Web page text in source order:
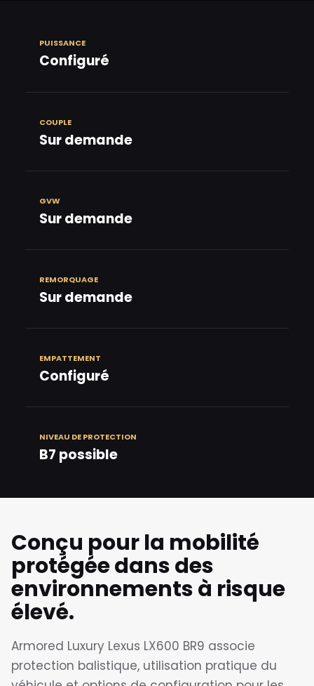
PUISSANCE
Configuré
COUPLE
Sur demande
GVW
Sur demande
REMORQUAGE
Sur demande
EMPATTEMENT
Configuré
NIVEAU DE PROTECTION
B7 possible
Conçu pour la mobilité
protégée dans des
environnements à risque
élevé.
Armored Luxury Lexus LX600 BR9 associe
protection balistique, utilisation pratique du